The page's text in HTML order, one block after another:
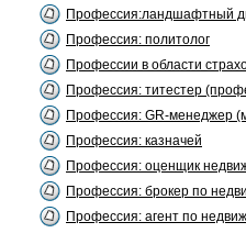
Профессия:ландшафтный
Профессия: политолог
Профессии в области
Профессия: титестер
Профессия: GR-менеджер
Профессия: казначей
Профессия: оценщик
Профессия: брокер по
Профессия: агент по